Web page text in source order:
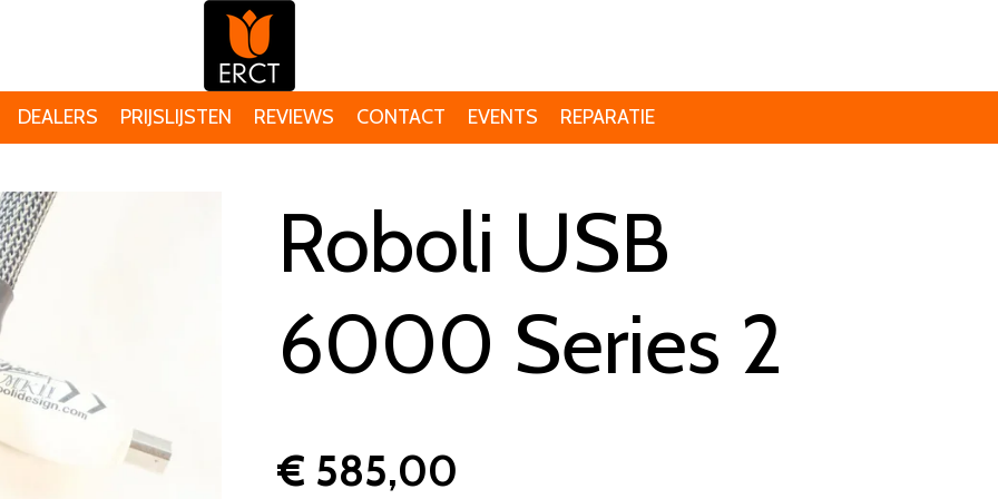
DEALERS PRIJSLIJSTEN REVIEWS CONTACT EVENTS REPARATIE
Roboli USB
6000 Series 2
€ 585,00